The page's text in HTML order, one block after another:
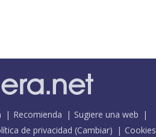
Recomienda
Sugiere una web
de privacidad (Cambiar)
Cookies